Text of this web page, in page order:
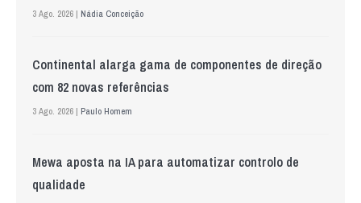
3 Ago. 2026 | Nádia Conceição
Continental alarga gama de componentes de direção
com 82 novas referências
3 Ago. 2026 | Paulo Homem
Mewa aposta na IA para automatizar controlo de
qualidade